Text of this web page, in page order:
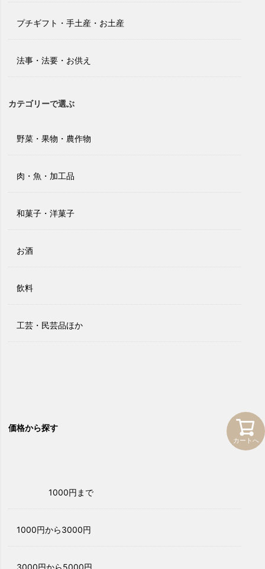
プチギフト・手土産・お土産
法事・法要・お供え
カテゴリーで選ぶ
野菜・果物・農作物
肉・魚・加工品
和菓子・洋菓子
お酒
飲料
工芸・民芸品ほか
価格から探す
1000円まで
1000円から3000円
3000円から5000円
カートへ